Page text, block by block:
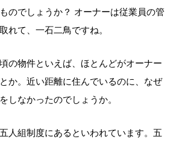
のでしょうか？ オーナーは従業員の管
れて、一石二鳥ですね。
の物件といえば、ほとんどがオーナー
か。近い距離に住んでいるのに、なぜ
しなかったのでしょうか。
人組制度にあるといわれています。五